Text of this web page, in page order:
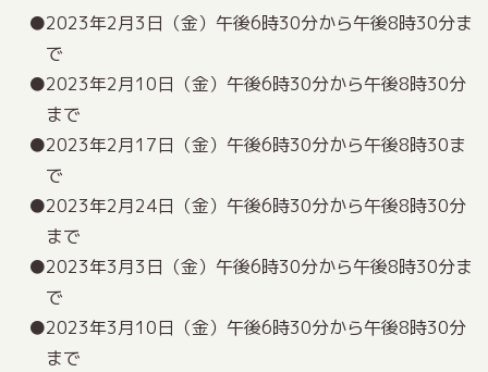
2023年2月3日（金）午後6時30分から午後8時30分ま
で
2023年2月10日（金）午後6時30分から午後8時30分
まで
2023年2月17日（金）午後6時30分から午後8時30ま
で
2023年2月24日（金）午後6時30分から午後8時30分
まで
2023年3月3日（金）午後6時30分から午後8時30分ま
で
2023年3月10日（金）午後6時30分から午後8時30分
まで